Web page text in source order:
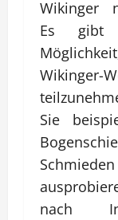
Wikinger
Es gibt
Wikinger-
Sie
Schmieden
nach